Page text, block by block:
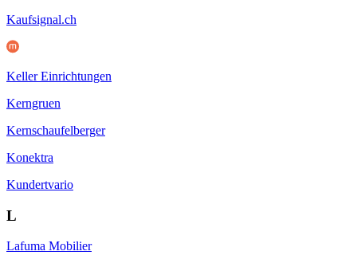
Kaufsignal.ch
Keller Einrichtungen
Kerngruen
Kernschaufelberger
Konektra
Kundertvario
L
Lafuma Mobilier